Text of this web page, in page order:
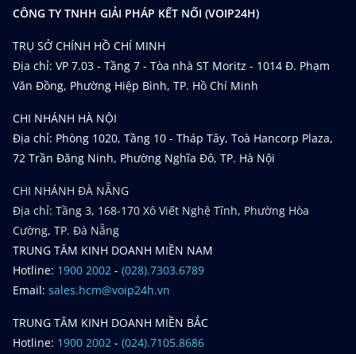
CÔNG TY TNHH GIẢI PHÁP KẾT NỐI (VOIP24H)
TRỤ SỞ CHÍNH HỒ CHÍ MINH
Địa chỉ: VP 7.03 - Tầng 7 - Tòa nhà ST Moritz - 1014 Đ. Phạm
Văn Đồng, Phường Hiệp Bình, TP. Hồ Chí Minh
CHI NHÁNH HÀ NỘI
Địa chỉ: Phòng 1020, Tầng 10 - Tháp Tây, Toà Hancorp Plaza,
72 Trần Đăng Ninh, Phường Nghĩa Đô, TP. Hà Nội
CHI NHÁNH ĐÀ NẴNG
Địa chỉ: Tầng 3, 168-170 Xô Viết Nghệ Tĩnh, Phường Hòa
Cường, TP. Đà Nẵng
TRUNG TÂM KINH DOANH MIỀN NAM
Hotline: 1900 2002 - (028).7303.6789
Email: sales.hcm@voip24h.vn
TRUNG TÂM KINH DOANH MIỀN BẮC
Hotline: 1900 2002 - (024).7105.8686